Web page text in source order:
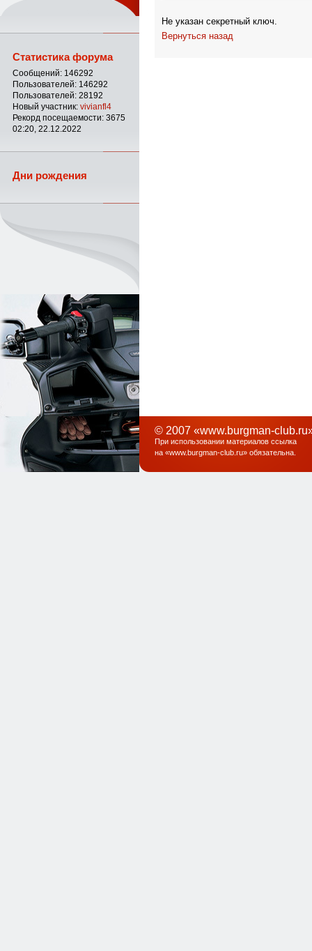
Не указан секретный ключ.
Вернуться назад
Статистика форума
Сообщений: 146292
Пользователей: 146292
Пользователей: 28192
Новый участник: vivianfl4
Рекорд посещаемости: 3675
02:20, 22.12.2022
Дни рождения
© 2007 «www.burgman-
При использовании материалов ссылка
на «www.burgman-club.ru» обязательна